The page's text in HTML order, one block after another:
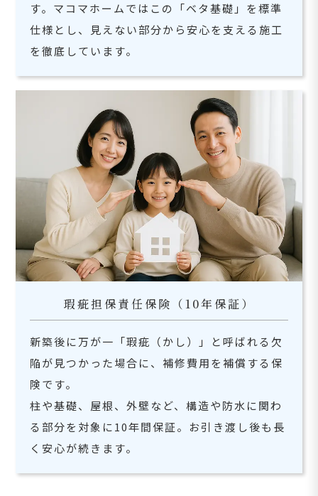
す。マコマホームではこの「ベタ基礎」を標準
仕様とし、見えない部分から安心を支える施工
を徹底しています。
瑕疵担保責任保険（10年保証）
新築後に万が一「瑕疵（かし）」と呼ばれる欠
陥が見つかった場合に、補修費用を補償する保
険です。
柱や基礎、屋根、外壁など、構造や防水に関わ
る部分を対象に10年間保証。お引き渡し後も長
く安心が続きます。